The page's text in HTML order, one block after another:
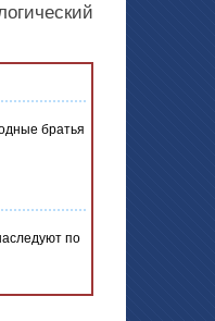
братья
по